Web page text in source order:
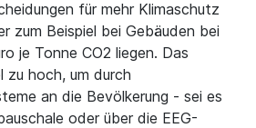
für mehr Klimaschutz
zum Beispiel bei Gebäuden bei
je Tonne CO2 liegen. Das
zu hoch, um durch
an die Bevölkerung - sei es
oder über die EEG-